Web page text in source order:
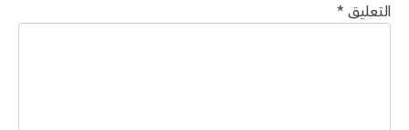
التعليق *